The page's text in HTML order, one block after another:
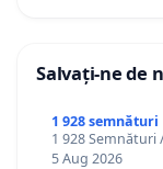
Salvați-ne de
1 928 semnături
1 928 Semnături
5 Aug 2026